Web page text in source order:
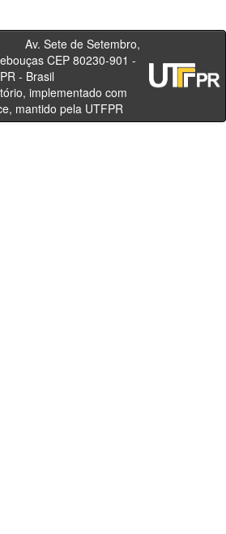
de Setembro,
CEP 80230-901 -
- PR - Brasil
implementado com
mantido pela UTFPR